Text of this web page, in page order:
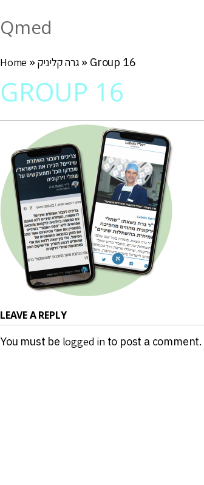
Qmed
Home » גרה קליניק » Group 16
GROUP 16
LEAVE A REPLY
You must be logged in to post a comment.